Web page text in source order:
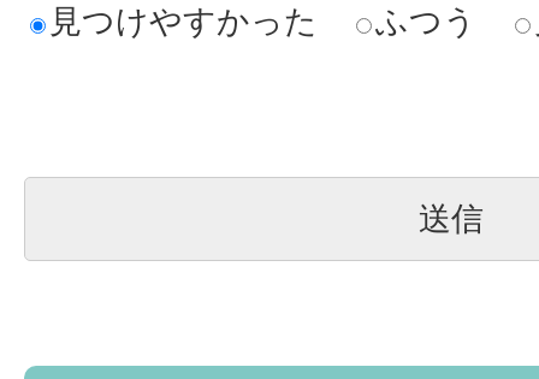
見つけやすかった
ふつう